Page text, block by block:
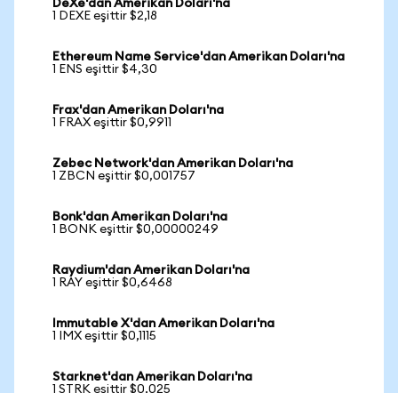
DeXe'dan Amerikan Doları'na
1 DEXE eşittir $2,18
Ethereum Name Service'dan Amerikan Doları'na
1 ENS eşittir $4,30
Frax'dan Amerikan Doları'na
1 FRAX eşittir $0,9911
Zebec Network'dan Amerikan Doları'na
1 ZBCN eşittir $0,001757
Bonk'dan Amerikan Doları'na
1 BONK eşittir $0,00000249
Raydium'dan Amerikan Doları'na
1 RAY eşittir $0,6468
Immutable X'dan Amerikan Doları'na
1 IMX eşittir $0,1115
Starknet'dan Amerikan Doları'na
1 STRK eşittir $0,025